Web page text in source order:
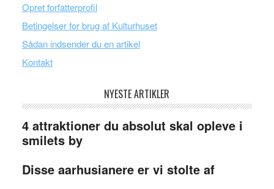
Opret forfatterprofil
Betingelser for brug af Kulturhuset
Sådan indsender du en artikel
Kontakt
NYESTE ARTIKLER
4 attraktioner du absolut skal opleve i
smilets by
Disse aarhusianere er vi stolte af